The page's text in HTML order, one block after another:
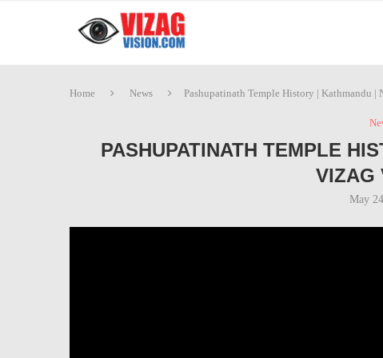
Home News Pashupatinath Temple History | Kathmandu |
PASHUPATINATH TEMPLE
VIZAG
May